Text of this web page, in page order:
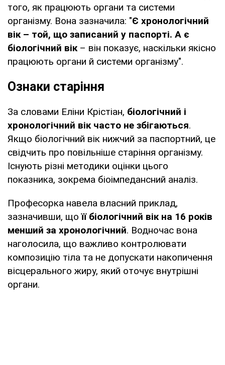
того, як працюють органи та системи
організму. Вона зазначила: "Є хронологічний
вік – той, що записаний у паспорті. А є
біологічний вік– він показує, наскільки якісно
працюють органи й системи організму".
Ознаки старіння
За словами Еліни Крістіан, біологічний і
хронологічний вік часто не збігаються.
Якщо біологічний вік нижчий за паспортний, це
свідчить про повільніше старіння організму.
Існують різні методики оцінки цього
показника, зокрема біоімпедансний аналіз.
Професорка навела власний приклад,
зазначивши, щоїї біологічний вік на 16 років
менший за хронологічний. Водночас вона
наголосила, що важливо контролювати
композицію тіла та не допускати накопичення
вісцерального жиру, який оточує внутрішні
органи.